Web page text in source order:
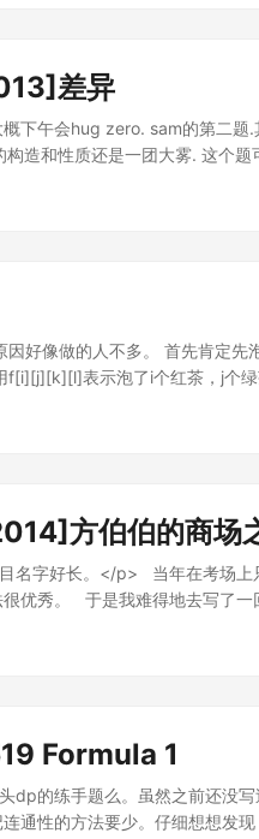
差异
下午会hug zero. sam的第二题
造和性质还是一团大雾. 这个
不在同一子树的终态对数*深度.
好像做的人不多。 首先肯定先
f[i][j][k][l]表示泡了i个红茶，j个
正都要手拆开，所以干脆压下来
方伯伯的商场
名字好长。</p> 当年在考场上
优秀。 于是我难得地去写了一
试的复杂度变高了。我觉得是
#include <cstring>
WIN32 #define lld “%I64d”
const int maxm = 509;
Formula 1
dp的练手题么。虽然之前还没
通性的方法要少。仔细想想发